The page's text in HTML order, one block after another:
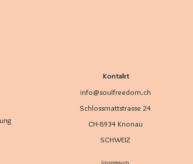
Kontakt
info@soulfreedom.ch
Schlossmattstrasse 24
CH-8934 Knonau
SCHWEIZ